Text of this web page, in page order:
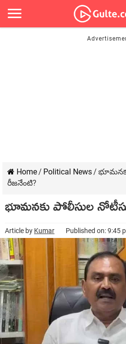
Home/ Political News/
రీజనేంటి?
భూమ‌న‌కు పోలీసుల
Article by Kumar Published on: 9:45